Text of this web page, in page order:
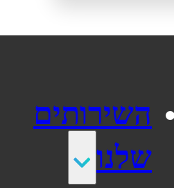
השירותים
שלנו